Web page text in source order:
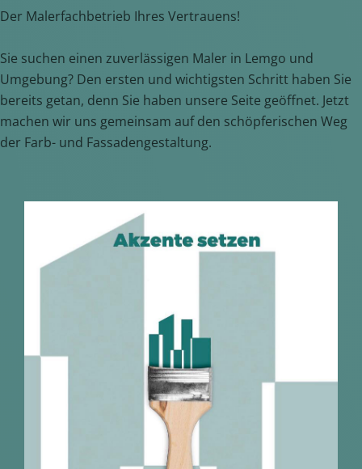
Der Malerfachbetrieb Ihres Vertrauens!
Sie suchen einen zuverlässigen Maler in Lemgo und
Umgebung? Den ersten und wichtigsten Schritt haben Sie
bereits getan, denn Sie haben unsere Seite geöffnet. Jetzt
machen wir uns gemeinsam auf den schöpferischen Weg
der Farb- und Fassadengestaltung.